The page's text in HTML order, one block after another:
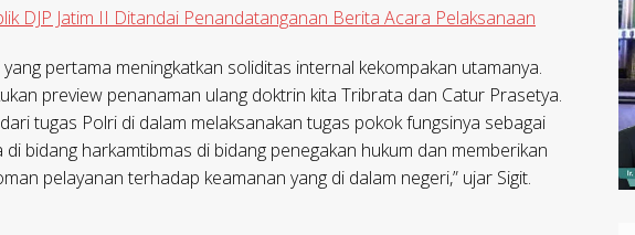
DJP Jatim II Ditandai Penandatanganan Berita Acara Pelaksanaan
yang pertama meningkatkan soliditas internal kekompakan utamanya.
preview penanaman ulang doktrin kita Tribrata dan Catur Prasetya.
tugas Polri di dalam melaksanakan tugas pokok fungsinya sebagai
bidang harkamtibmas di bidang penegakan hukum dan memberikan
pelayanan terhadap keamanan yang di dalam negeri,” ujar Sigit.